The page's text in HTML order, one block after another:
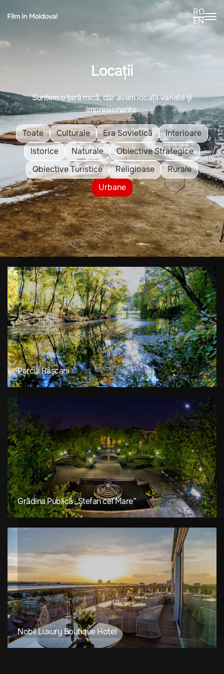
RO
EN
Locații
Suntem o țară mică, dar avem locații variate și
impresionante.
Toate Culturale Era Sovietică
Interioare
Istorice
Naturale
Obiective Strategice
Obiective Turistice
Religioase
Rurale
Urbane
Parcul Râșcani
Grădina Publică „Ștefan cel Mare”
Nobil Luxury Boutique Hotel